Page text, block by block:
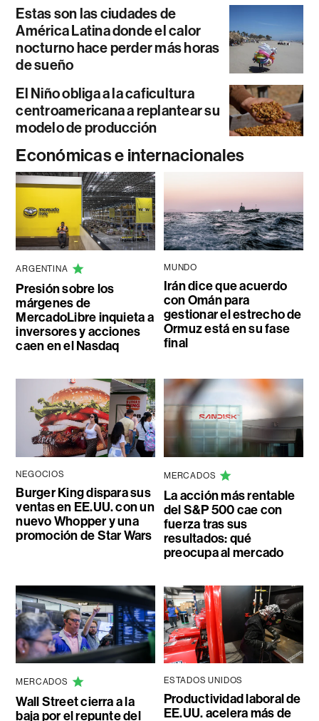
Estas son las ciudades de
América Latina donde el calor
nocturno hace perder más horas
de sueño
El Niño obliga a la caficultura
centroamericana a replantear su
modelo de producción
Económicas e internacionales
ARGENTINA
Presión sobre los
márgenes de
MercadoLibre inquieta a
inversores y acciones
caen en el Nasdaq
MUNDO
Irán dice que acuerdo
con Omán para
gestionar el estrecho de
Ormuz está en su fase
final
NEGOCIOS
Burger King dispara sus
ventas en EE.UU. con un
nuevo Whopper y una
promoción de Star Wars
MERCADOS
La acción más rentable
del S&P 500 cae con
fuerza tras sus
resultados: qué
preocupa al mercado
MERCADOS
Wall Street cierra a la
baja por el repunte del
ESTADOS UNIDOS
Productividad laboral de
EE.UU. acelera más de